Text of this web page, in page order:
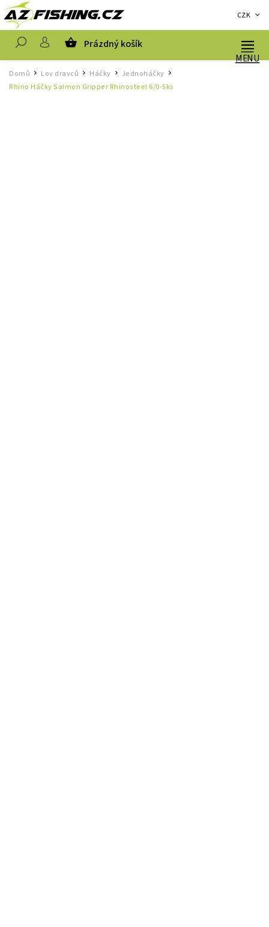
CZK
Prázdný košík
Domů / Lov dravců / Háčky Jednoháčky
Rhino Háčky Salmon Gripper Rhinosteel 6/0-5ks